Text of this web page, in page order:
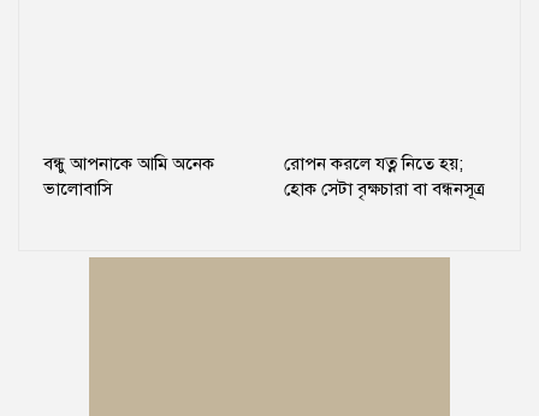
বন্ধু আপনাকে আমি অনেক
ভালোবাসি
রোপন করলে যত্ন নিতে হয়;
হোক সেটা বৃক্ষচারা বা বন্ধনসূত্র